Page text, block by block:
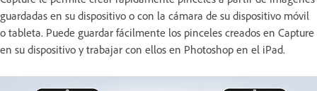
guardadas en su dispositivo o con la cámara de su dispositivo móvil
o tableta. Puede guardar fácilmente los pinceles creados en Capture
en su dispositivo y trabajar con ellos en Photoshop en el iPad.